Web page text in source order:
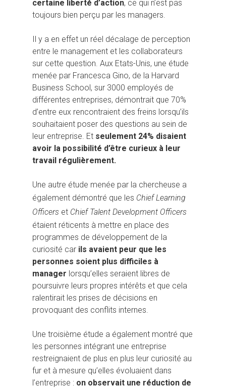
certaine liberté d’action, ce qui n’est pas
toujours bien perçu par les managers.
Il y a en effet un réel décalage de perception
entre le management et les collaborateurs
sur cette question. Aux Etats-Unis, une étude
menée par Francesca Gino, de la Harvard
Business School, sur 3000 employés de
différentes entreprises, démontrait que 70%
d’entre eux rencontraient des freins lorsqu’ils
souhaitaient poser des questions au sein de
leur entreprise. Et seulement 24% disaient
avoir la possibilité d’être curieux à leur
travail régulièrement.
Une autre étude menée par la chercheuse a
également démontré que les Chief Learning
Officers et Chief Talent Development Officers
étaient réticents à mettre en place des
programmes de développement de la
curiosité car ils avaient peur que les
personnes soient plus difficiles à
manager lorsqu’elles seraient libres de
poursuivre leurs propres intérêts et que cela
ralentirait les prises de décisions en
provoquant des conflits internes.
Une troisième étude a également montré que
les personnes intégrant une entreprise
restreignaient de plus en plus leur curiosité au
fur et à mesure qu’elles évoluaient dans
l’entreprise : on observait une réduction de